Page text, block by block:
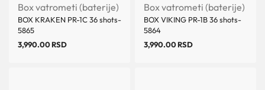
Box vatrometi (baterije)
BOX KRAKEN PR-1C 36 shots-
5865
3,990.00RSD
Box vatrometi (baterije)
BOX VIKING PR-1B 36 shots-
5864
3,990.00RSD